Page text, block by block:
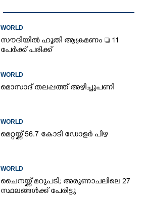
WORLD
സൗദിയിൽ ഹൂതി ആക്രമണം  11
പേർക്ക് പരിക്ക്
WORLD
മൊസാദ് തലപ്പത്ത് അഴിച്ചുപണി
WORLD
മെറ്റയ്ക്ക് 56.7 കോടി ഡോളർ പിഴ
WORLD
ചൈനയ്ക്ക് മറുപടി; അരുണാചലിലെ 27
സ്ഥലങ്ങൾക്ക് പേരിട്ടു